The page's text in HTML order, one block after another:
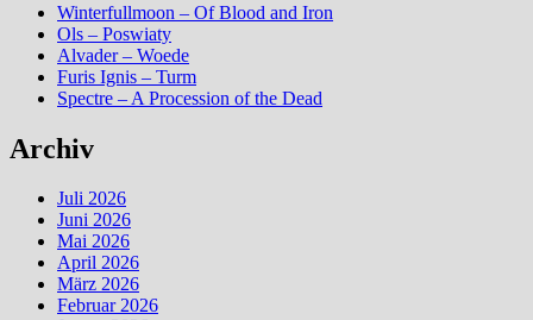
Winterfullmoon – Of Blood and Iron
Ols – Poswiaty
Alvader – Woede
Furis Ignis – Turm
Spectre – A Procession of the Dead
Archiv
Juli 2026
Juni 2026
Mai 2026
April 2026
März 2026
Februar 2026